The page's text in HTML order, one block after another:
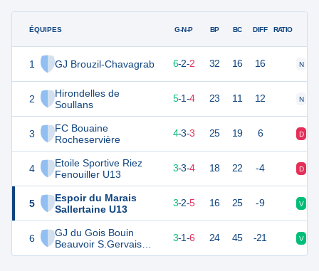
ÉQUIPES
1 GJ Brouzil-Chavagrab
2
Hirondelles de
Soullans
3
FC Bouaine
Rocheservière
4
Etoile Sportive Riez
Fenouiller U13
5
Espoir du Marais
Sallertaine U13
6
GJ du Gois Bouin
Beauvoir S.Gervais
U13
G-N-P BP BC DIFF RATIO
20 10 6-2-2 32 16 16 N
5-1-4 23 11 12 N
4-3-3 25 19 6 D
12 3-3-4 18 22 -4 D
11 3-2-5 16 25 -9 V
10 3-1-6 24 45 -21 V